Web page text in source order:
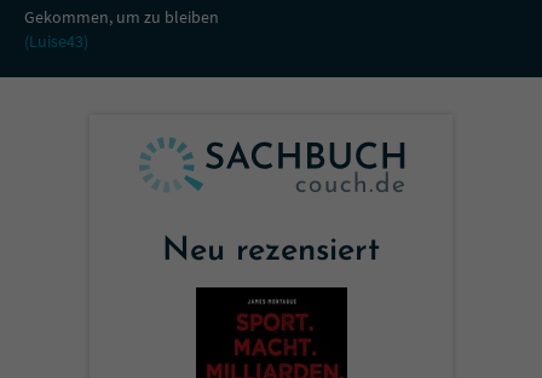
Gekommen, um zu bleiben
(Luise43)
Neu rezensiert